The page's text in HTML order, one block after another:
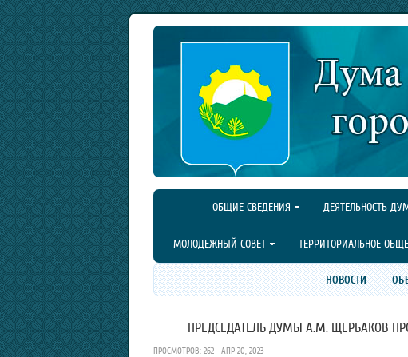
ОБЩИЕ СВЕДЕНИЯ ДЕЯТЕЛЬНОСТЬ
МОЛОДЕЖНЫЙ СОВЕТ ТЕРРИТОРИАЛЬНОЕ
НОВОСТИ
ПРЕДСЕДАТЕЛЬ ДУМЫ А.М. ЩЕРБАКОВ
ПРОСМОТРОВ: 262 · АПР 20, 2023